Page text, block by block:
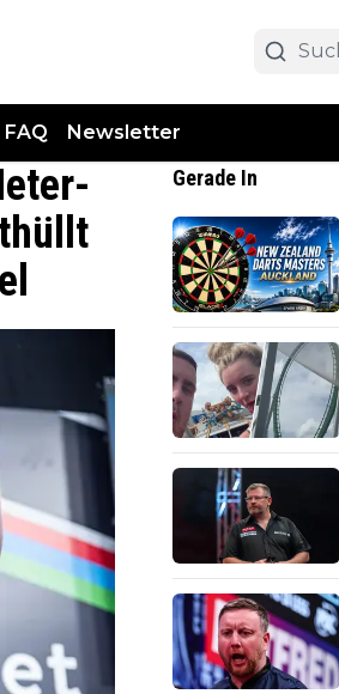
FAQ Newsletter
Gerade In